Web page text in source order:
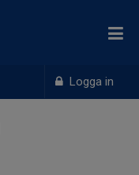
Logga in